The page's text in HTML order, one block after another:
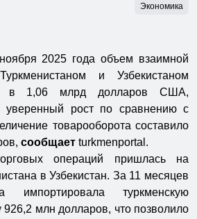
Экономика
2025 года объем взаимной
и Узбекистаном
в 1,06 млрд долларов США,
уверенный рост по сравнению с
товарооборота составило
сообщает turkmenportal.
операций пришлась на
в Узбекистан. За 11 месяцев
импортировала туркменскую
млн долларов, что позволило